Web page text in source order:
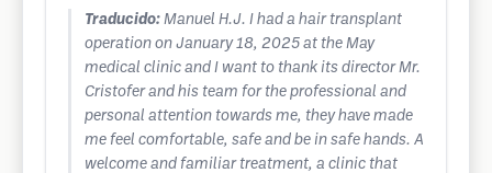
Traducido: Manuel H.J. I had a hair transplant
operation on January 18, 2025 at the May
medical clinic and I want to thank its director Mr.
Cristofer and his team for the professional and
personal attention towards me, they have made
me feel comfortable, safe and be in safe hands. A
welcome and familiar treatment, a clinic that